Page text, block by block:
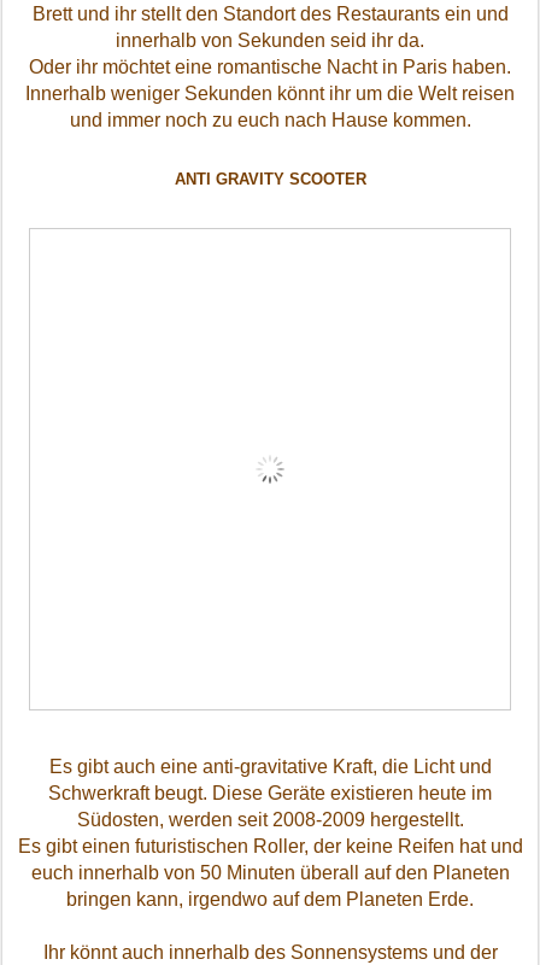
Brett und ihr stellt den Standort des Restaurants ein und
innerhalb von Sekunden seid ihr da.
Oder ihr möchtet eine romantische Nacht in Paris haben.
Innerhalb weniger Sekunden könnt ihr um die Welt reisen
und immer noch zu euch nach Hause kommen.
ANTI GRAVITY SCOOTER
Es gibt auch eine anti-gravitative Kraft, die Licht und
Schwerkraft beugt. Diese Geräte existieren heute im
Südosten, werden seit 2008-2009 hergestellt.
Es gibt einen futuristischen Roller, der keine Reifen hat und
euch innerhalb von 50 Minuten überall auf den Planeten
bringen kann, irgendwo auf dem Planeten Erde.
Ihr könnt auch innerhalb des Sonnensystems und der